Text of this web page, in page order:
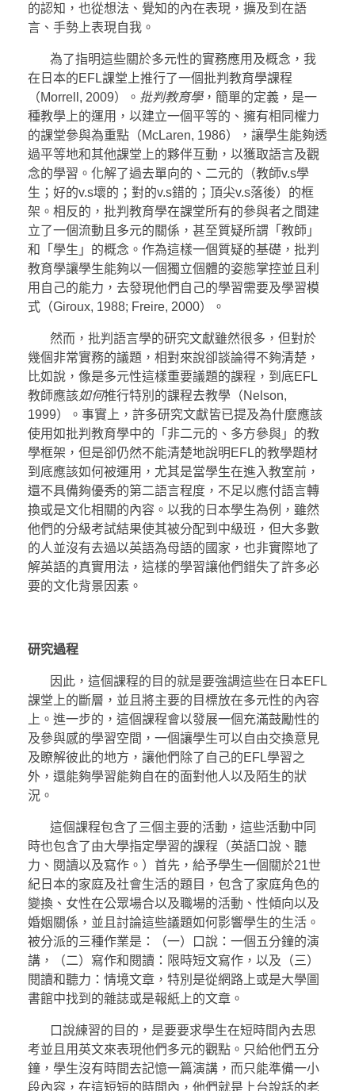
的認知，也從想法、覺知的內在表現，擴及到在語
言、手勢上表現自我。
為了指明這些關於多元性的實務應用及概念，我
在日本的EFL課堂上推行了一個批判教育學課程
（Morrell, 2009）。 批判教育學，簡單的定義，是一
種教學上的運用，以建立一個平等的、擁有相同權力
的課堂參與為重點（McLaren, 1986），讓學生能夠透
過平等地和其他課堂上的夥伴互動，以獲取語言及觀
念的學習。化解了過去單向的、二元的（教師v.s學
生；好的v.s壞的；對的v.s錯的；頂尖v.s落後）的框
架。相反的，批判教育學在課堂所有的參與者之間建
立了一個流動且多元的關係，甚至質疑所謂「教師」
和「學生」的概念。作為這樣一個質疑的基礎，批判
教育學讓學生能夠以一個獨立個體的姿態掌控並且利
用自己的能力，去發現他們自己的學習需要及學習模
式（Giroux, 1988; Freire, 2000）。
然而，批判語言學的研究文獻雖然很多，但對於
幾個非常實務的議題，相對來說卻談論得不夠清楚，
比如說，像是多元性這樣重要議題的課程，到底EFL
教師應該如何推行特別的課程去教學（Nelson,
1999）。事實上，許多研究文獻皆已提及為什麼應該
使用如批判教育學中的「非二元的、多方參與」的教
學框架，但是卻仍然不能清楚地說明EFL的教學題材
到底應該如何被運用，尤其是當學生在進入教室前，
還不具備夠優秀的第二語言程度，不足以應付語言轉
換或是文化相關的內容。以我的日本學生為例，雖然
他們的分級考試結果使其被分配到中級班，但大多數
的人並沒有去過以英語為母語的國家，也非實際地了
解英語的真實用法，這樣的學習讓他們錯失了許多必
要的文化背景因素。
研究過程
因此，這個課程的目的就是要強調這些在日本EFL
課堂上的斷層，並且將主要的目標放在多元性的內容
上。進一步的，這個課程會以發展一個充滿鼓勵性的
及參與感的學習空間，一個讓學生可以自由交換意見
及瞭解彼此的地方，讓他們除了自己的EFL學習之
外，還能夠學習能夠自在的面對他人以及陌生的狀
況。
這個課程包含了三個主要的活動，這些活動中同
時也包含了由大學指定學習的課程（英語口說、聽
力、閱讀以及寫作。）首先，給予學生一個關於21世
紀日本的家庭及社會生活的題目，包含了家庭角色的
變換、女性在公眾場合以及職場的活動、性傾向以及
婚姻關係，並且討論這些議題如何影響學生的生活。
被分派的三種作業是：（一）口說：一個五分鐘的演
講，（二）寫作和閱讀：限時短文寫作，以及（三）
閱讀和聽力：情境文章，特別是從網路上或是大學圖
書館中找到的雜誌或是報紙上的文章。
口說練習的目的，是要要求學生在短時間內去思
考並且用英文來表現他們多元的觀點。只給他們五分
鐘，學生沒有時間去記憶一篇演講，而只能準備一小
段內容，在這短短的時間內，他們就是上台說話的老